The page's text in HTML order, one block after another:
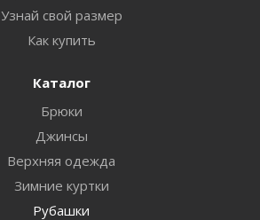
Узнай свой размер
Как купить
Каталог
Брюки
Джинсы
Верхняя одежда
Зимние куртки
Рубашки